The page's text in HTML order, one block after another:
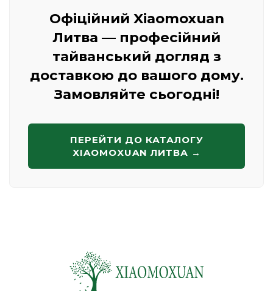
Офіційний Xiaomoxuan
Литва — професійний
тайванський догляд з
доставкою до вашого дому.
Замовляйте сьогодні!
ПЕРЕЙТИ ДО КАТАЛОГУ
XIAOMOXUAN ЛИТВА →